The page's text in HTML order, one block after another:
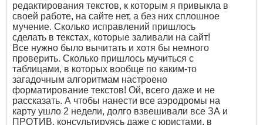
редактирования текстов, к которым я привыкла в
своей работе, на сайте нет, а без них сплошное
мучение. Сколько исправлений пришлось
сделать в текстах, которые заливали на сайт!
Все нужно было вычитать и хотя бы немного
проверить. Сколько пришлось мучиться с
таблицами, в которых вообще по каким-то
загадочным алгоритмам настроено
форматирование текстов! Ой, всего даже и не
рассказать. А чтобы нанести все аэродромы на
карту ушло 2 недели, долго взвешивали все ЗА и
ПРОТИВ, консультируясь даже с юристами, в